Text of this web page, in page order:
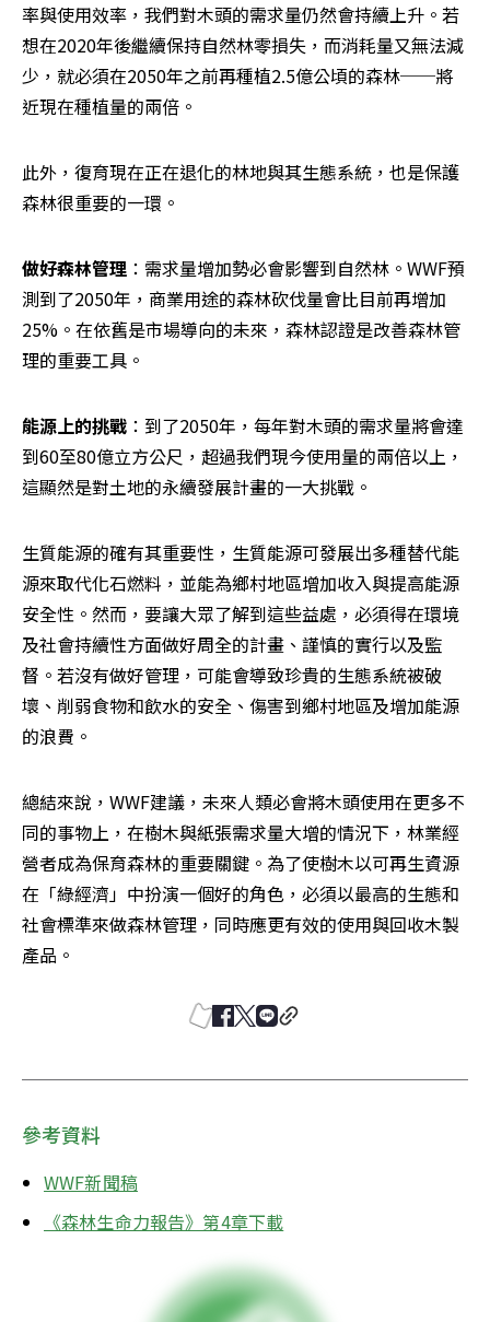
率與使用效率，我們對木頭的需求量仍然會持續上升。若
想在2020年後繼續保持自然林零損失，而消耗量又無法減
少，就必須在2050年之前再種植2.5億公頃的森林──將
近現在種植量的兩倍。
此外，復育現在正在退化的林地與其生態系統，也是保護
森林很重要的一環。
做好森林管理 ：需求量增加勢必會影響到自然林。WWF預
測到了2050年，商業用途的森林砍伐量會比目前再增加
25%。在依舊是市場導向的未來，森林認證是改善森林管
理的重要工具。
能源上的挑戰 ：到了2050年，每年對木頭的需求量將會達
到60至80億立方公尺，超過我們現今使用量的兩倍以上，
這顯然是對土地的永續發展計畫的一大挑戰。
生質能源的確有其重要性，生質能源可發展出多種替代能
源來取代化石燃料，並能為鄉村地區增加收入與提高能源
安全性。然而，要讓大眾了解到這些益處，必須得在環境
及社會持續性方面做好周全的計畫、謹慎的實行以及監
督。若沒有做好管理，可能會導致珍貴的生態系統被破
壞、削弱食物和飲水的安全、傷害到鄉村地區及增加能源
的浪費。
總結來說，WWF建議，未來人類必會將木頭使用在更多不
同的事物上，在樹木與紙張需求量大增的情況下，林業經
營者成為保育森林的重要關鍵。為了使樹木以可再生資源
在「綠經濟」中扮演一個好的角色，必須以最高的生態和
社會標準來做森林管理，同時應更有效的使用與回收木製
產品。
參考資料
WWF新聞稿
《森林生命力報告》第4章下載